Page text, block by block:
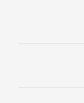
стихи